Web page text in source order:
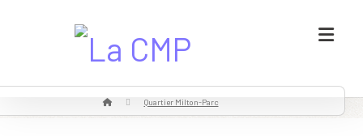
Quartier Milton-Parc